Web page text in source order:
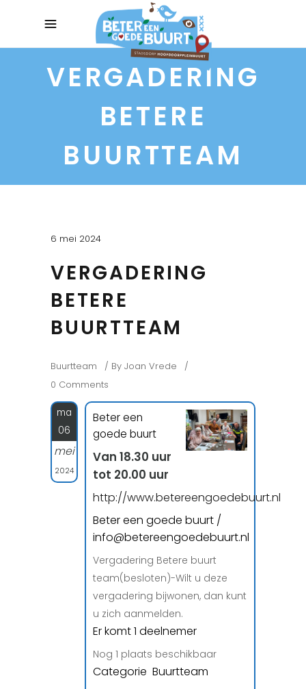
VERGADERING
BETERE
BUURTTEAM
6 mei 2024
VERGADERING
BETERE
BUURTTEAM
Buurtteam By Joan Vrede
0 Comments
ma
06
mei
2024
Beter een
goede buurt
Van 18.30 uur
tot 20.00 uur
http://www.betereengoedebuurt.nl
Beter een goede buurt /
info@betereengoedebuurt.nl
Vergadering Betere buurt
team(besloten)-Wilt u deze
vergadering bijwonen, dan kunt
u zich aanmelden.
Er komt 1 deelnemer
Nog 1 plaats beschikbaar
Categorie Buurtteam